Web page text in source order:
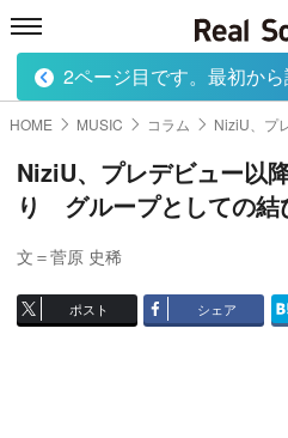
HOME MUSIC
HOME MUSIC コラム NiziU、プ
NiziU、プレデビュー以
り グループとしての結
文＝菅原 史稀
ポスト シェア
2ページ目です。最初か